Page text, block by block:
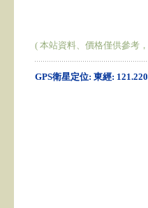
( 本站資料、價格僅供參考
GPS衛星定位: 東經: